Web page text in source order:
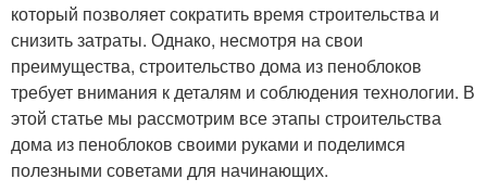
который позволяет сократить время строительства и
снизить затраты. Однако, несмотря на свои
преимущества, строительство дома из пеноблоков
требует внимания к деталям и соблюдения технологии. В
этой статье мы рассмотрим все этапы строительства
дома из пеноблоков своими руками и поделимся
полезными советами для начинающих.